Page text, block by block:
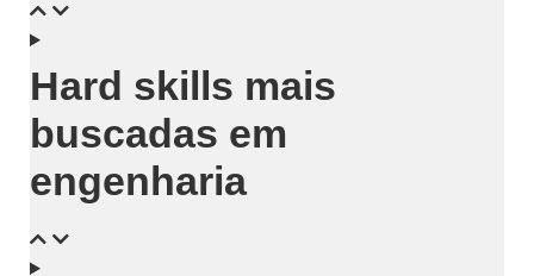
Hard skills mais
buscadas em
engenharia